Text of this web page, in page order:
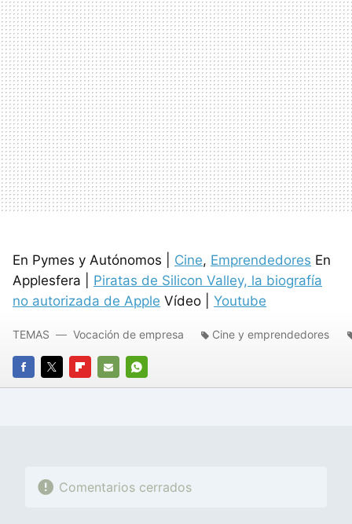
En Pymes y Autónomos | Cine, Emprendedores En
Applesfera | Piratas de Silicon Valley, la biografía
no autorizada de Apple Vídeo | Youtube
FACEBOOK
TWITTERFLIPBOARD
E-
WHATSAPP
TEMAS Vocación de empresa Cine y emprendedores
Comentarios cerrados